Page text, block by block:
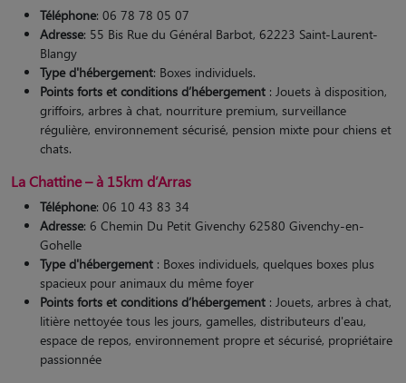
Téléphone: 06 78 78 05 07
Adresse: 55 Bis Rue du Général Barbot, 62223 Saint-Laurent-
Blangy
Type d'hébergement: Boxes individuels.
Points forts et conditions d’hébergement : Jouets à disposition,
griffoirs, arbres à chat, nourriture premium, surveillance
régulière, environnement sécurisé, pension mixte pour chiens et
chats.
La Chattine – à 15km d’Arras
Téléphone: 06 10 43 83 34
Adresse: 6 Chemin Du Petit Givenchy 62580 Givenchy-en-
Gohelle
Type d'hébergement : Boxes individuels, quelques boxes plus
spacieux pour animaux du même foyer
Points forts et conditions d’hébergement : Jouets, arbres à chat,
litière nettoyée tous les jours, gamelles, distributeurs d'eau,
espace de repos, environnement propre et sécurisé, propriétaire
passionnée